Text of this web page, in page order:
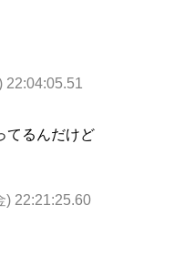
22:04:05.51
てるんだけど
) 22:21:25.60